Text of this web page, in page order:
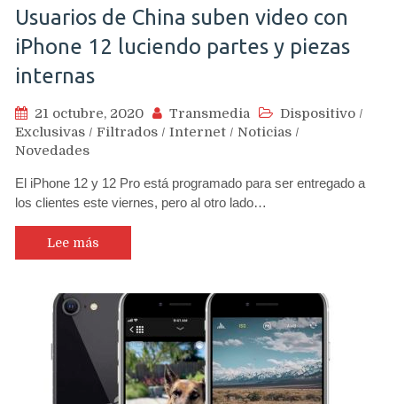
Usuarios de China suben video con
iPhone 12 luciendo partes y piezas
internas
21 octubre, 2020 Transmedia Dispositivo /
Exclusivas / Filtrados / Internet / Noticias /
Novedades
El iPhone 12 y 12 Pro está programado para ser entregado a
los clientes este viernes, pero al otro lado…
Lee más